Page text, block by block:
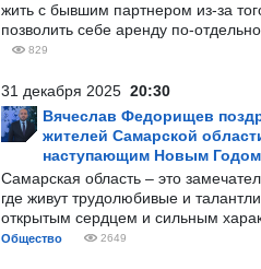
жить с бывшим партнером из-за
позволить себе аренду по-
829
31 декабря 2025 20:30
Вячеслав Федорищев
жителей Самарской
наступающим Новым Годом
Самарская область – это
где живут трудолюбивые и
открытым сердцем и сильным
Общество 2649